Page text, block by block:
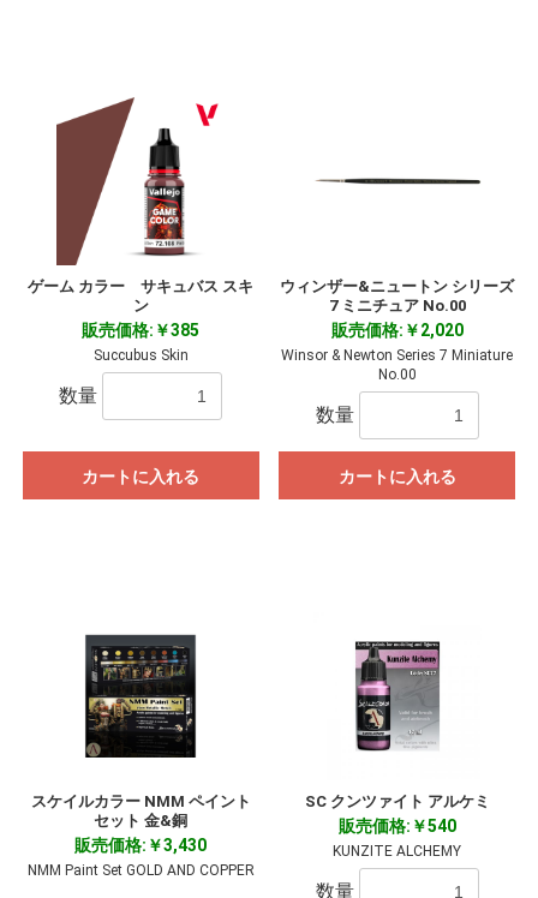
ゲーム カラー サキュバス スキ
ン
販売価格:￥385
Succubus Skin
数量
カートに入れる
ウィンザー&ニュートン シリーズ
7 ミニチュア No.00
販売価格:￥2,020
Winsor & Newton Series 7 Miniature
No.00
数量
カートに入れる
スケイルカラー NMM ペイント
セット 金&銅
販売価格:￥3,430
NMM Paint Set GOLD AND COPPER
SC クンツァイト アルケミ
販売価格:￥540
KUNZITE ALCHEMY
数量